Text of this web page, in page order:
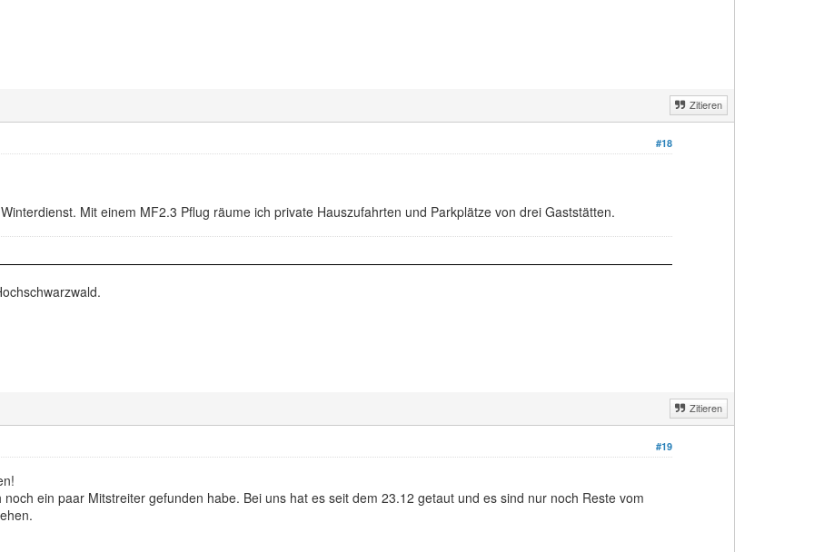
Zitieren
#18
Mit einem MF2.3 Pflug räume ich private Hauszufahrten und Parkplätze von drei Gaststätten.
Zitieren
#19
ein paar Mitstreiter gefunden habe. Bei uns hat es seit dem 23.12 getaut und es sind nur noch Reste vom